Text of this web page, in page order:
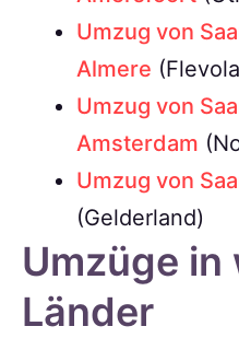
Umzug von
Almere
Umzug von
Amsterdam
Umzug von
(Gelderland)
Umzüge in
Länder